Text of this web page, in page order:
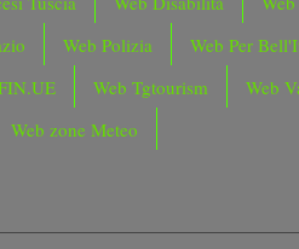
Web Polizia Web Per
Web Tgtourism Web
Web zone Meteo